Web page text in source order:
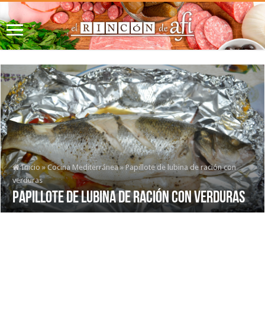
Inicio » Cocina Mediterránea » Papillote de lubina de ración con
verduras
Papillote de lubina de ración con verduras